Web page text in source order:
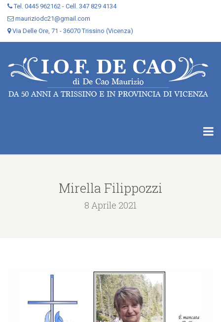
Tel. 0445 962162 - Cell. 347 829 4134
mauriziodc21@gmail.com
Via Delle Ore, 71 - 36070 Trissino (Vicenza)
Mirella Filippozzi
8 Aprile 2021